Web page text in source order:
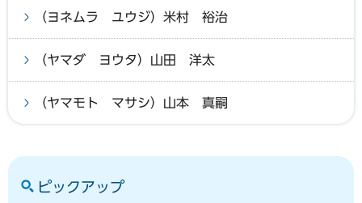
（ヨネムラ ユウジ）米村 裕治
（ヤマダ ヨウタ）山田 洋太
（ヤマモト マサシ）山本 真嗣
ピックアップ